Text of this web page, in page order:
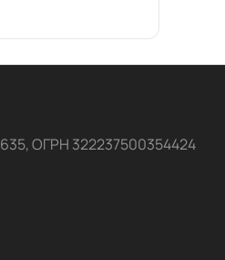
ОГРН 322237500354424